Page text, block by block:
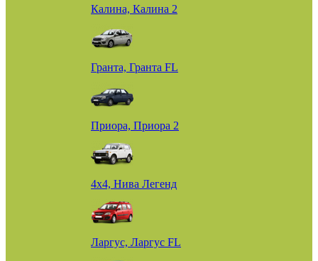
Калина, Калина 2
Гранта, Гранта FL
Приора, Приора 2
4х4, Нива Легенд
Ларгус, Ларгус FL